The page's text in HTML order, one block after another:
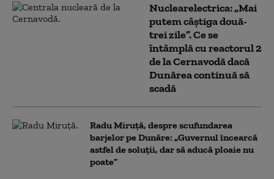
Nuclearelectrica: „Mai
putem câștiga două-
trei zile”. Ce se
întâmplă cu reactorul 2
de la Cernavodă dacă
Dunărea continuă să
scadă
Radu Miruță, despre scufundarea
barjelor pe Dunăre: „Guvernul încearcă
astfel de soluții, dar să aducă ploaie nu
poate”